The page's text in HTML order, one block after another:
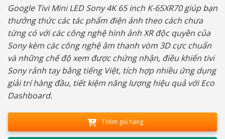
Google Tivi Mini LED Sony 4K 65 inch K-65XR70 giúp bạn
thưởng thức các tác phẩm điện ảnh theo cách chưa
từng có với các công nghệ hình ảnh XR độc quyền của
Sony kèm các công nghệ âm thanh vòm 3D cực chuẩn
và những chế độ xem được chứng nhận, điều khiển tivi
Sony rảnh tay bằng tiếng Việt, tích hợp nhiều ứng dụng
giải trí hàng đầu, tiết kiệm năng lượng hiệu quả với Eco
Dashboard.
Thêm giỏ hàng